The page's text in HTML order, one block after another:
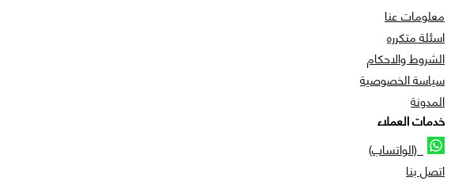
معلومات عنا
اسئلة متكرره
الشروط والاحكام
سياسة الخصوصية
المدونة
خدمات العملاء
(الواتساب)
اتصل بنا